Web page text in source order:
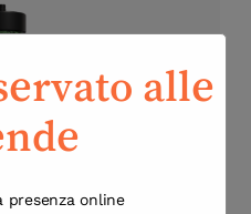
ExoticWhip da
alle
presenza online